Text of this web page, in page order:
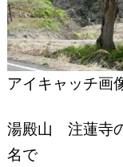
アイキャッチ
湯殿山 注蓮寺
名で